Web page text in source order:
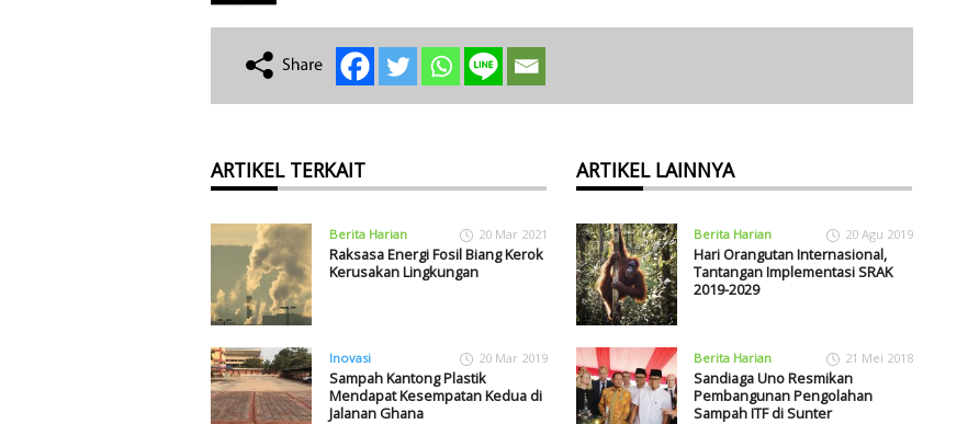
ARTIKEL TERKAIT
Berita Harian 20 Mar 2021
Raksasa Energi Fosil Biang Kerok
Kerusakan Lingkungan
Inovasi 20 Mar 2019
Sampah Kantong Plastik
Mendapat Kesempatan Kedua di
Jalanan Ghana
ARTIKEL LAINNYA
Berita Harian 20 Agu 2019
Hari Orangutan Internasional,
Tantangan Implementasi SRAK
2019-2029
Berita Harian 21 Mei 2018
Sandiaga Uno Resmikan
Pembangunan Pengolahan
Sampah ITF di Sunter